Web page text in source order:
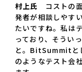
村上氏 コストの
発者が相談しやす
たいですね。私は
っており、そうい
と。BitSummitと
のようなテスト会